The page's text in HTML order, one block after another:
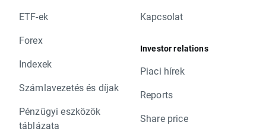
ETF-ek
Forex
Indexek
Számlavezetés és díjak
Pénzügyi eszközök
táblázata
Kapcsolat
Investor relations
Piaci hírek
Reports
Share price